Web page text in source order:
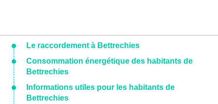
Le raccordement à Bettrechies
Consommation énergétique des habitants de
Bettrechies
Informations utiles pour les habitants de
Bettrechies